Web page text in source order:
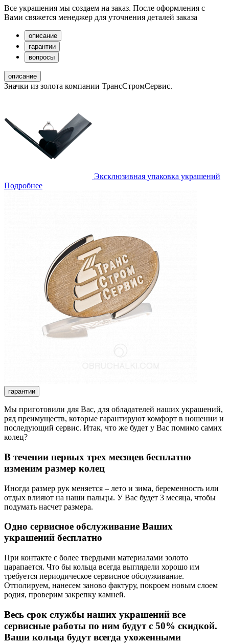
Все украшения мы создаем на заказ. После оформления с
Вами свяжется менеджер для уточнения деталей заказа
описание
гарантии
вопросы
описание
Значки из золота компании ТрансСтромСервис.
Эксклюзивная упаковка украшений
Подробнее
гарантии
Мы приготовили для Вас, для обладателей наших украшений,
ряд преимуществ, которые гарантируют комфорт в ношении и
последующий сервис. Итак, что же будет у Вас помимо самих
колец?
В течении первых трех месяцев бесплатно
изменим размер колец
Иногда размер рук меняется – лето и зима, беременность или
отдых влияют на наши пальцы. У Вас будет 3 месяца, чтобы
подумать насчет размера.
Одно сервисное обслуживание Ваших
украшений бесплатно
При контакте с более твердыми материалами золото
царапается. Что бы кольца всегда выглядели хорошо им
требуется периодическое сервисное обслуживание.
Отполируем, нанесем заново фактуру, покроем новым слоем
родия, проверим закрепку камней.
Весь срок службы наших украшений все
сервисные работы по ним будут с 50% скидкой.
Ваши кольца будут всегда ухоженными